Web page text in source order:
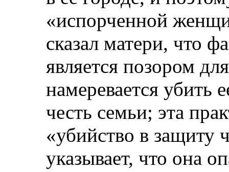
«испорченной
сказал матери, что
является позором
намеревается убить
честь семьи; эта
«убийство в защиту
указывает, что она